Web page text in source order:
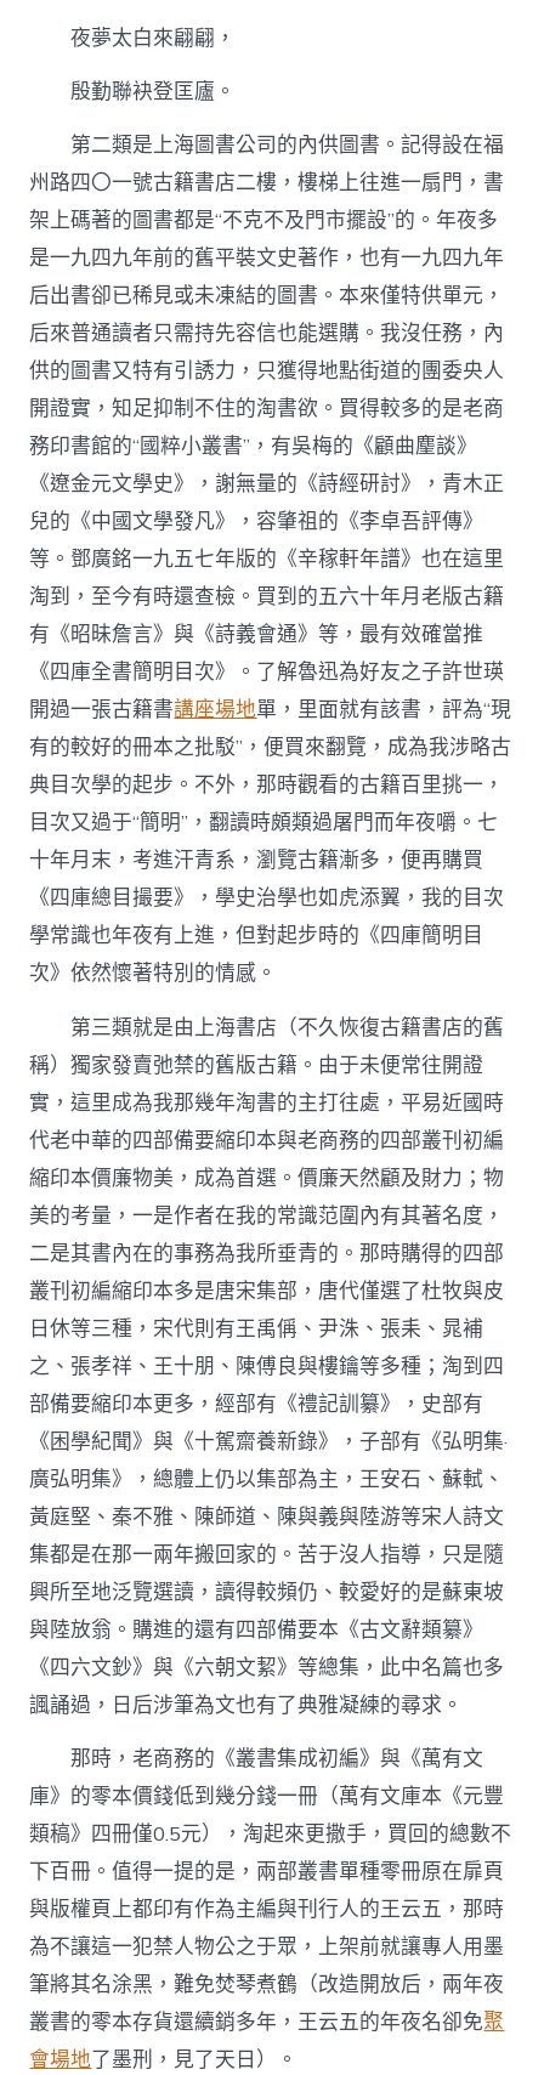
夜夢太白來翩翩，
殷勤聯袂登匡廬。
第二類是上海圖書公司的內供圖書。記得設在福
州路四〇一號古籍書店二樓，樓梯上往進一扇門，書
架上碼著的圖書都是“不克不及門市擺設”的。年夜多
是一九四九年前的舊平裝文史著作，也有一九四九年
后出書卻已稀見或未凍結的圖書。本來僅特供單元，
后來普通讀者只需持先容信也能選購。我沒任務，內
供的圖書又特有引誘力，只獲得地點街道的團委央人
開證實，知足抑制不住的淘書欲。買得較多的是老商
務印書館的“國粹小叢書”，有吳梅的《顧曲麈談》
《遼金元文學史》，謝無量的《詩經研討》，青木正
兒的《中國文學發凡》，容肇祖的《李卓吾評傳》
等。鄧廣銘一九五七年版的《辛稼軒年譜》也在這里
淘到，至今有時還查檢。買到的五六十年月老版古籍
有《昭昧詹言》與《詩義會通》等，最有效確當推
《四庫全書簡明目次》。了解魯迅為好友之子許世瑛
開過一張古籍書講座場地單，里面就有該書，評為“現
有的較好的冊本之批駁”，便買來翻覽，成為我涉略古
典目次學的起步。不外，那時觀看的古籍百里挑一，
目次又過于“簡明”，翻讀時頗類過屠門而年夜嚼。七
十年月末，考進汗青系，瀏覽古籍漸多，便再購買
《四庫總目撮要》，學史治學也如虎添翼，我的目次
學常識也年夜有上進，但對起步時的《四庫簡明目
次》依然懷著特別的情感。
第三類就是由上海書店（不久恢復古籍書店的舊
稱）獨家發賣弛禁的舊版古籍。由于未便常往開證
實，這里成為我那幾年淘書的主打往處，平易近國時
代老中華的四部備要縮印本與老商務的四部叢刊初編
縮印本價廉物美，成為首選。價廉天然顧及財力；物
美的考量，一是作者在我的常識范圍內有其著名度，
二是其書內在的事務為我所垂青的。那時購得的四部
叢刊初編縮印本多是唐宋集部，唐代僅選了杜牧與皮
日休等三種，宋代則有王禹偁、尹洙、張耒、晁補
之、張孝祥、王十朋、陳傅良與樓鑰等多種；淘到四
部備要縮印本更多，經部有《禮記訓纂》，史部有
《困學紀聞》與《十駕齋養新錄》，子部有《弘明集·
廣弘明集》，總體上仍以集部為主，王安石、蘇軾、
黃庭堅、秦不雅、陳師道、陳與義與陸游等宋人詩文
集都是在那一兩年搬回家的。苦于沒人指導，只是隨
興所至地泛覽選讀，讀得較頻仍、較愛好的是蘇東坡
與陸放翁。購進的還有四部備要本《古文辭類纂》
《四六文鈔》與《六朝文絜》等總集，此中名篇也多
諷誦過，日后涉筆為文也有了典雅凝練的尋求。
那時，老商務的《叢書集成初編》與《萬有文
庫》的零本價錢低到幾分錢一冊（萬有文庫本《元豐
類稿》四冊僅0.5元），淘起來更撒手，買回的總數不
下百冊。值得一提的是，兩部叢書單種零冊原在扉頁
與版權頁上都印有作為主編與刊行人的王云五，那時
為不讓這一犯禁人物公之于眾，上架前就讓專人用墨
筆將其名涂黑，難免焚琴煮鶴（改造開放后，兩年夜
叢書的零本存貨還續銷多年，王云五的年夜名卻免聚
會場地了墨刑，見了天日）。